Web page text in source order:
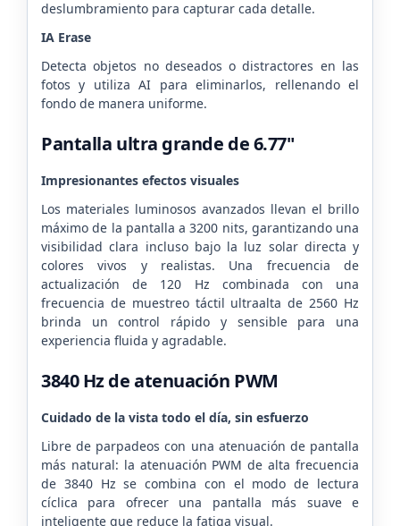
deslumbramiento para capturar cada detalle.
IA Erase
Detecta objetos no deseados o distractores en las
fotos y utiliza AI para eliminarlos, rellenando el
fondo de manera uniforme.
Pantalla ultra grande de 6.77"
Impresionantes efectos visuales
Los materiales luminosos avanzados llevan el brillo
máximo de la pantalla a 3200 nits, garantizando una
visibilidad clara incluso bajo la luz solar directa y
colores vivos y realistas. Una frecuencia de
actualización de 120 Hz combinada con una
frecuencia de muestreo táctil ultraalta de 2560 Hz
brinda un control rápido y sensible para una
experiencia fluida y agradable.
3840 Hz de atenuación PWM
Cuidado de la vista todo el día, sin esfuerzo
Libre de parpadeos con una atenuación de pantalla
más natural: la atenuación PWM de alta frecuencia
de 3840 Hz se combina con el modo de lectura
cíclica para ofrecer una pantalla más suave e
inteligente que reduce la fatiga visual.